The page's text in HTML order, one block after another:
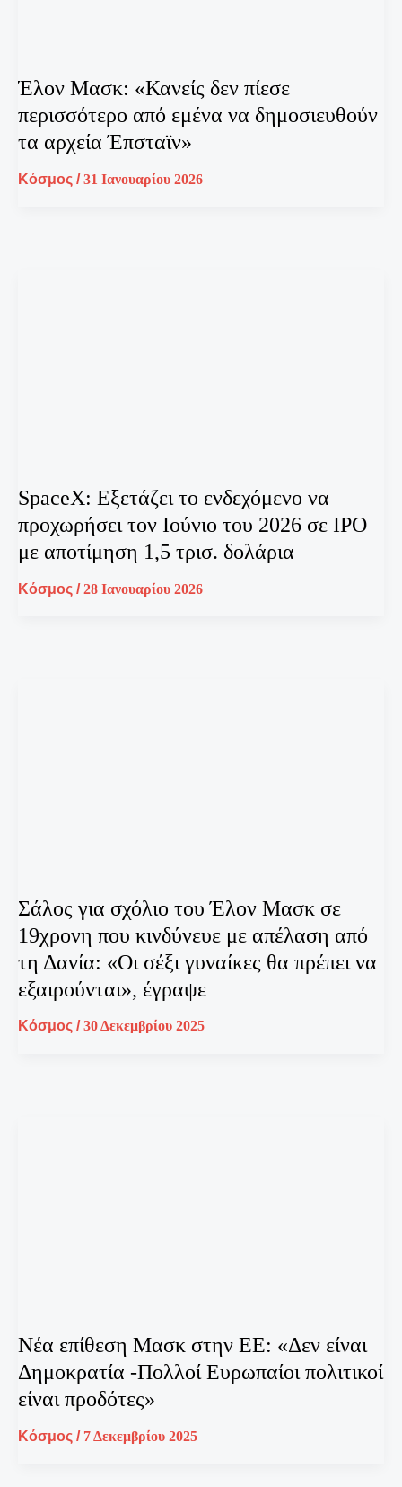
Έλον Μασκ: «Κανείς δεν πίεσε
περισσότερο από εμένα να δημοσιευθούν
τα αρχεία Έπσταϊν»
Κόσμος /31 Ιανουαρίου 2026
SpaceX: Εξετάζει το ενδεχόμενο να
προχωρήσει τον Ιούνιο του 2026 σε IPO
με αποτίμηση 1,5 τρισ. δολάρια
Κόσμος /28 Ιανουαρίου 2026
Σάλος για σχόλιο του Έλον Μασκ σε
19χρονη που κινδύνευε με απέλαση από
τη Δανία: «Οι σέξι γυναίκες θα πρέπει να
εξαιρούνται», έγραψε
Κόσμος /30 Δεκεμβρίου 2025
Νέα επίθεση Μασκ στην ΕΕ: «Δεν είναι
Δημοκρατία -Πολλοί Ευρωπαίοι πολιτικοί
είναι προδότες»
Κόσμος / 7 Δεκεμβρίου 2025